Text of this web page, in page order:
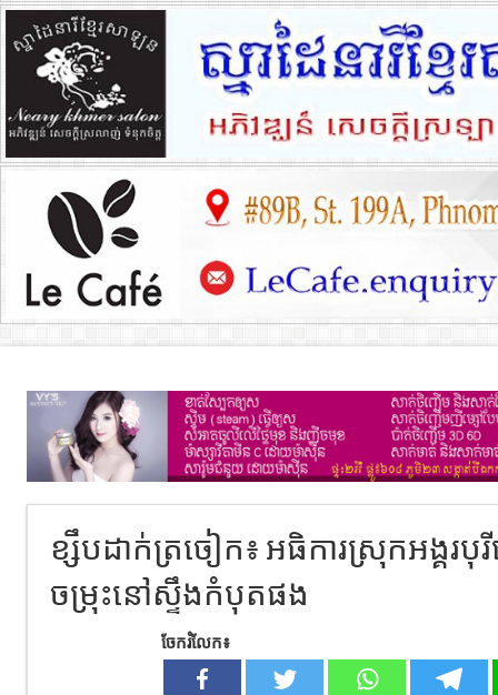
ខ្សឹបដាក់ត្រចៀក៖ អធិការ​ស្រុកអង្គ
ចម្រុះនៅស្ទឹងកំបុត​ផង
ចែករំលែក៖